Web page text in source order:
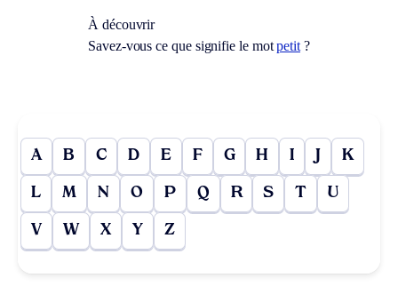
À découvrir
Savez-vous ce que signifie le motpetit ?
A B C D E F G H I J K
L M N O P Q R S T U
V W X Y Z